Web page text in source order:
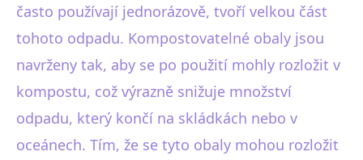
často používají jednorázově, tvoří velkou část
tohoto odpadu. Kompostovatelné obaly jsou
navrženy tak, aby se po použití mohly rozložit v
kompostu, což výrazně snižuje množství
odpadu, který končí na skládkách nebo v
oceánech. Tím, že se tyto obaly mohou rozložit